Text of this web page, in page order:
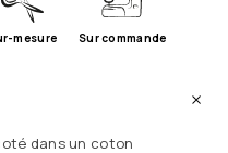
mesure Sur commande
dans un coton